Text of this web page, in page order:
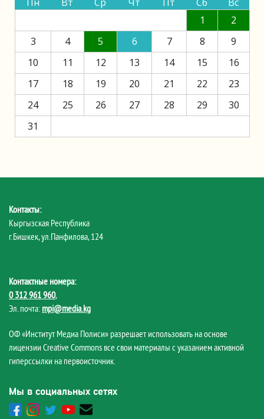
1
2
3
4 5 6 7 8
9
10
11 12 13 14 15
16
17
18 19 20 21 22
23
24
25 26 27 28 29
30
31
Контакты:
Кыргызская Республика
г.Бишкек, ул.Панфилова, 124
Контактные номера:
0 312 961 960,
Эл. почта: mpi@media.kg
ОФ «Институт Медиа Полиси» разрешает использовать на основе
лицензии Creative Commons все свои материалы с указанием активной
гиперссылки на первоисточник.
Мы в социальных сетях